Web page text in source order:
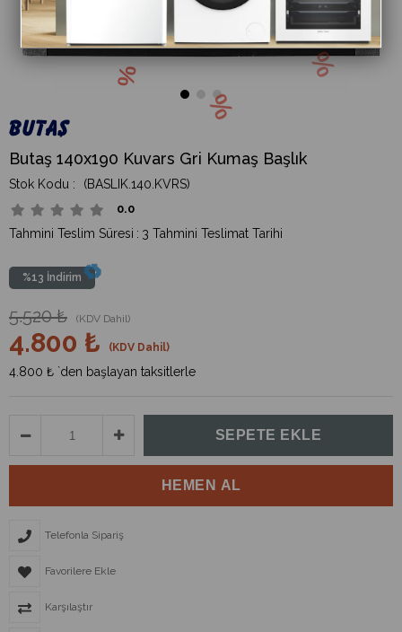
Butaş 140x190 Kuvars Gri Kumaş Başlık
(BASLIK.140.KVRS)
0.0
Tahmini Teslim Süresi : 3 Tahmini Teslimat Tarihi
%13 İndirim
5.520 ₺ (KDV Dahil)
4.800 ₺ (KDV Dahil)
4.800 ₺ `den başlayan taksitlerle
Telefonla Sipariş
Favorilere Ekle
Karşılaştır